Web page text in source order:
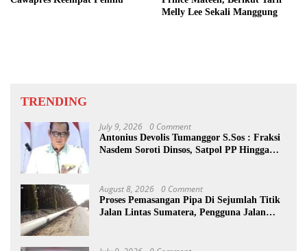
Melly Lee Sekali Manggung
TRENDING
July 9, 2026 0 Comment
Antonius Devolis Tumanggor S.Sos : Fraksi
Nasdem Soroti Dinsos, Satpol PP Hingga
August 8, 2026 0 Comment
Proses Pemasangan Pipa Di Sejumlah Titik
Jalan Lintas Sumatera, Pengguna Jalan